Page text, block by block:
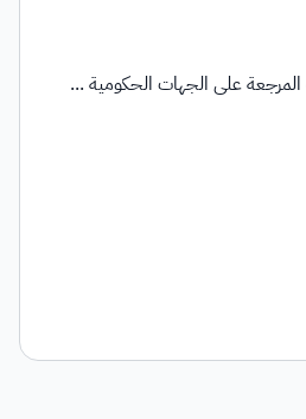
الحكومية ... توفر